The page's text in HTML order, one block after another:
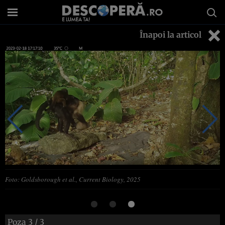
Înapoi la articol
Foto: Goldsborough et al., Current Biology, 2025
Poza 3 / 3